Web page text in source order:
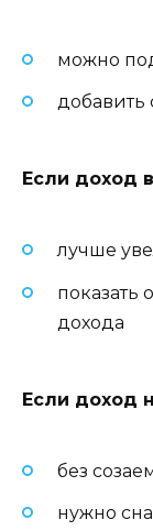
можно
добавить
Если доход
лучше
дохода
Если доход
без
нужно